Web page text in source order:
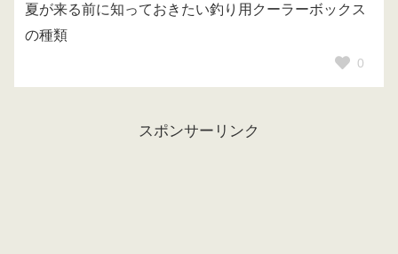
夏が来る前に知っておきたい釣り用クーラーボックス
の種類
0
スポンサーリンク